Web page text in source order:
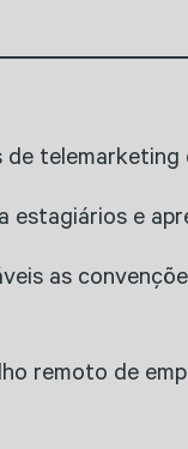
de
estagiários e
as
remoto de